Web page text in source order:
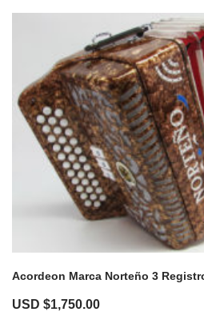
Acordeon Marca Norteño 3
USD $1,750.00